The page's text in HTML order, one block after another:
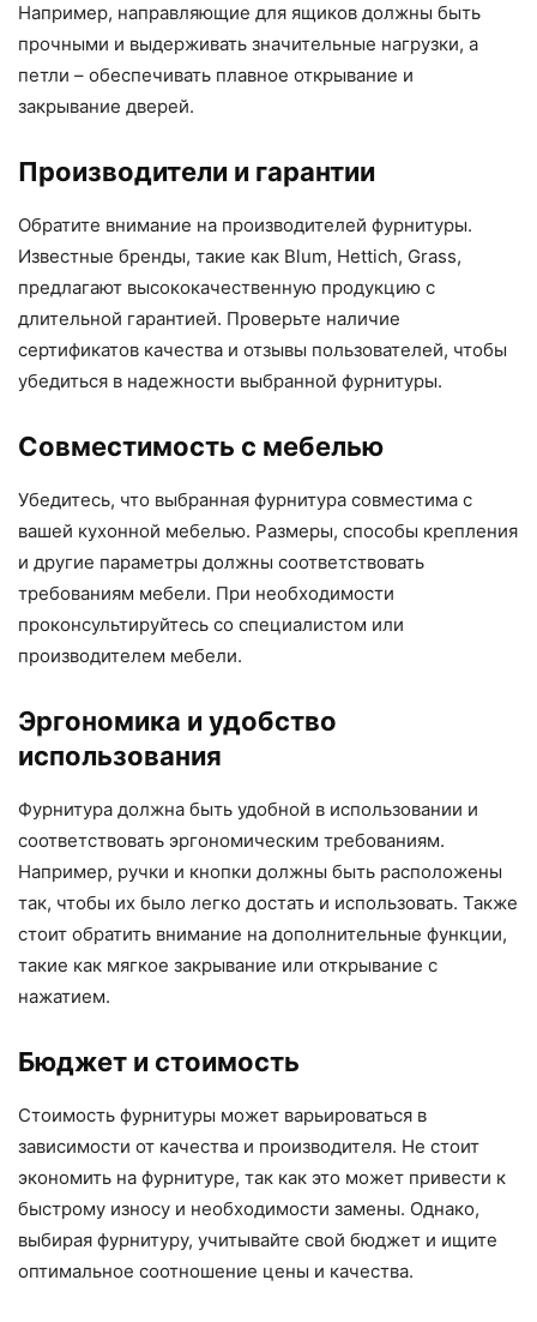
Например, направляющие для ящиков должны быть
прочными и выдерживать значительные нагрузки, а
петли – обеспечивать плавное открывание и
закрывание дверей.
Производители и гарантии
Обратите внимание на производителей фурнитуры.
Известные бренды, такие как Blum, Hettich, Grass,
предлагают высококачественную продукцию с
длительной гарантией. Проверьте наличие
сертификатов качества и отзывы пользователей, чтобы
убедиться в надежности выбранной фурнитуры.
Совместимость с мебелью
Убедитесь, что выбранная фурнитура совместима с
вашей кухонной мебелью. Размеры, способы крепления
и другие параметры должны соответствовать
требованиям мебели. При необходимости
проконсультируйтесь со специалистом или
производителем мебели.
Эргономика и удобство
использования
Фурнитура должна быть удобной в использовании и
соответствовать эргономическим требованиям.
Например, ручки и кнопки должны быть расположены
так, чтобы их было легко достать и использовать. Также
стоит обратить внимание на дополнительные функции,
такие как мягкое закрывание или открывание с
нажатием.
Бюджет и стоимость
Стоимость фурнитуры может варьироваться в
зависимости от качества и производителя. Не стоит
экономить на фурнитуре, так как это может привести к
быстрому износу и необходимости замены. Однако,
выбирая фурнитуру, учитывайте свой бюджет и ищите
оптимальное соотношение цены и качества.